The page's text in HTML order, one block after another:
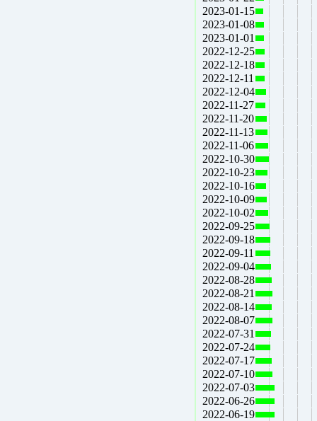
2023-01-15
2023-01-08
2023-01-01
2022-12-25
2022-12-18
2022-12-11
2022-12-04
2022-11-27
2022-11-20
2022-11-13
2022-11-06
2022-10-30
2022-10-23
2022-10-16
2022-10-09
2022-10-02
2022-09-25
2022-09-18
2022-09-11
2022-09-04
2022-08-28
2022-08-21
2022-08-14
2022-08-07
2022-07-31
2022-07-24
2022-07-17
2022-07-10
2022-07-03
2022-06-26
2022-06-19